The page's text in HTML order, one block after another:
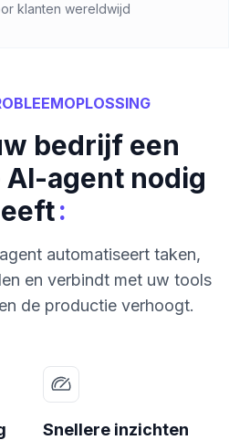
klanten wereldwijd
bedrijf een
agent nodig
:
automatiseert taken,
en verbindt met uw tools
de productie verhoogt.
Snellere inzichten